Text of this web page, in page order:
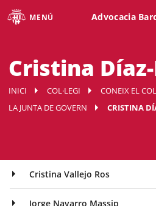
MENÚ Advocacia
Cristina
INICI COL·LEGI
CONEIX EL
LA JUNTA DE GOVERN
CRISTINA
Cristina Vallejo Ros
Jorge Navarro Massip